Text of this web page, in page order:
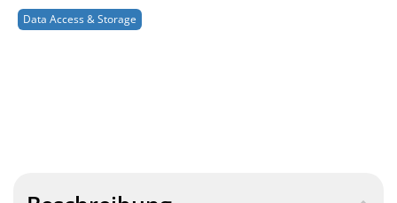
Data Access & Storage